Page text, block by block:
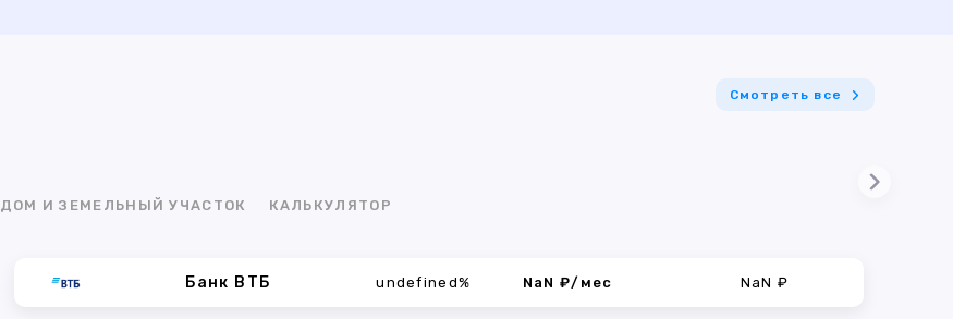
Смотреть все
ДОМ И ЗЕМЕЛЬНЫЙ УЧАСТОК КАЛЬКУЛЯТОР
Банк ВТБ undefined% NaN ₽/мес NaN ₽